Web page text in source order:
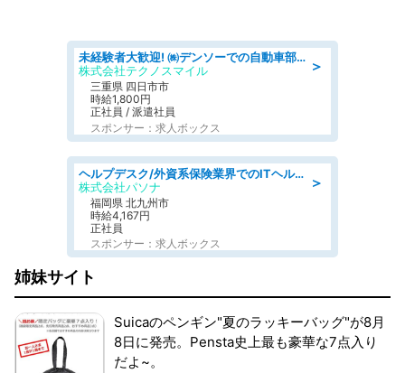
＞
未経験者大歓迎! ㈱デンソーでの自動車部品の組立作業 denso aichi
株式会社テクノスマイル
三重県 四日市市
時給1,800円
正社員 / 派遣社員
スポンサー：求人ボックス
＞
ヘルプデスク/外資系保険業界でのITヘルプデスク業務/駅近/即日勤務可/ヘルプデスク
株式会社パソナ
福岡県 北九州市
時給4,167円
正社員
スポンサー：求人ボックス
姉妹サイト
Suicaのペンギン"夏のラッキーバッグ"が8月
8日に発売。Pensta史上最も豪華な7点入り
だよ~。